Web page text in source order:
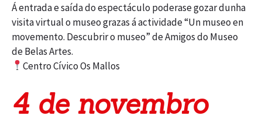
Á entrada e saída do espectáculo poderase gozar dunha
visita virtual o museo grazas á actividade “Un museo en
movemento. Descubrir o museo” de Amigos do Museo
de Belas Artes.
Centro Cívico Os Mallos
4 de novembro